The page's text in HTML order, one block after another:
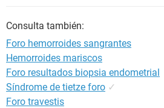
Consulta también:
Foro hemorroides sangrantes
Hemorroides mariscos
Foro resultados biopsia endometrial
Síndrome de tietze foro ✓
Foro travestis